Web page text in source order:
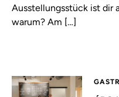
Ausstellungsstück ist dir
warum? Am […]